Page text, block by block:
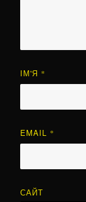
ІМ'Я *
EMAIL *
САЙТ